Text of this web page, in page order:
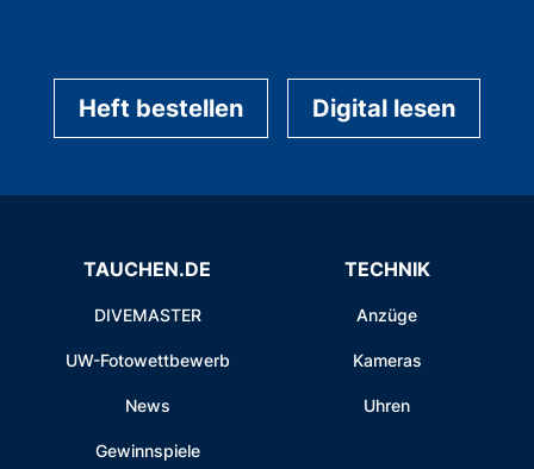
Heft bestellen Digital lesen
TAUCHEN.DE
DIVEMASTER
UW-Fotowettbewerb
News
Gewinnspiele
TECHNIK
Anzüge
Kameras
Uhren